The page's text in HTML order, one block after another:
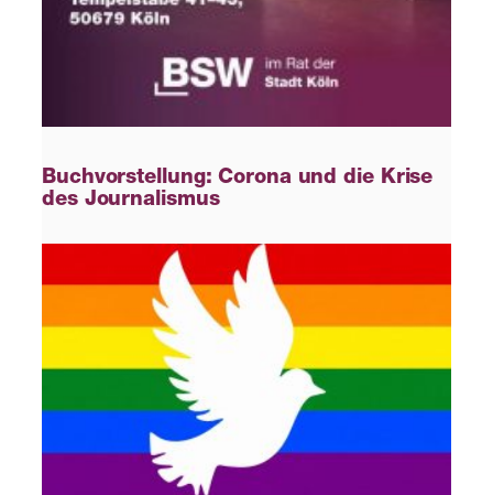
Buchvorstellung: Corona und die Krise
des Journalismus